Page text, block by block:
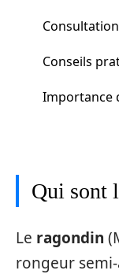
Conseils
Importance
Qui sont
Le ragondin
rongeur